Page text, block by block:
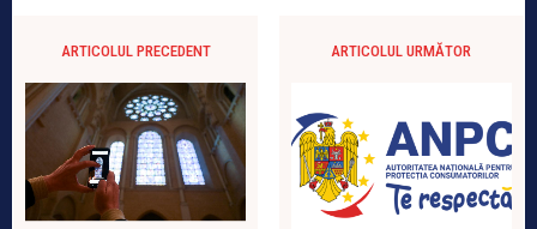
ARTICOLUL PRECEDENT ARTICOLUL URMĂTOR